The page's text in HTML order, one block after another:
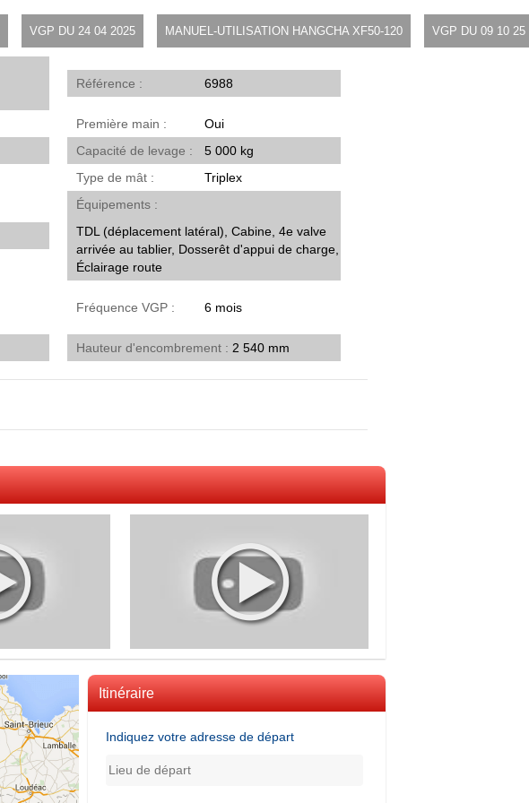
VGP DU 24 04 2025 MANUEL-UTILISATION HANGCHA XF50-120 VGP DU 09 10 25
Référence 6988
Première main
Oui
Capacité de levage
5 000 kg
Type de mât Triplex
Équipements
TDL (déplacement latéral), Cabine, 4e valve
arrivée au tablier, Dosserêt d'appui de charge,
Éclairage route
Fréquence VGP 6 mois
Hauteur d'encombrement 2 540 mm
Itinéraire
Indiquez votre adresse de départ